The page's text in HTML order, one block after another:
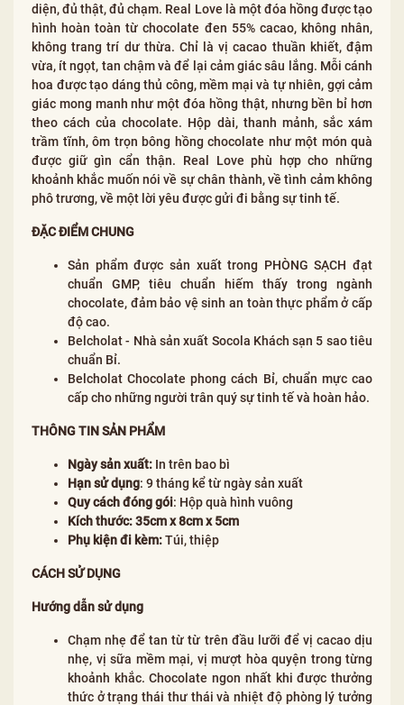
diện, đủ thật, đủ chạm. Real Love là một đóa hồng được tạo
hình hoàn toàn từ chocolate đen 55% cacao, không nhân,
không trang trí dư thừa. Chỉ là vị cacao thuần khiết, đậm
vừa, ít ngọt, tan chậm và để lại cảm giác sâu lắng. Mỗi cánh
hoa được tạo dáng thủ công, mềm mại và tự nhiên, gợi cảm
giác mong manh như một đóa hồng thật, nhưng bền bỉ hơn
theo cách của chocolate. Hộp dài, thanh mảnh, sắc xám
trầm tĩnh, ôm trọn bông hồng chocolate như một món quà
được giữ gìn cẩn thận. Real Love phù hợp cho những
khoảnh khắc muốn nói về sự chân thành, về tình cảm không
phô trương, về một lời yêu được gửi đi bằng sự tinh tế.
ĐẶC ĐIỂM CHUNG
Sản phẩm được sản xuất trong PHÒNG SẠCH đạt
chuẩn GMP, tiêu chuẩn hiếm thấy trong ngành
chocolate, đảm bảo vệ sinh an toàn thực phẩm ở cấp
độ cao.
Belcholat - Nhà sản xuất Socola Khách sạn 5 sao tiêu
chuẩn Bỉ.
Belcholat Chocolate phong cách Bỉ, chuẩn mực cao
cấp cho những người trân quý sự tinh tế và hoàn hảo.
THÔNG TIN SẢN PHẨM
Ngày sản xuất: In trên bao bì
Hạn sử dụng: 9 tháng kể từ ngày sản xuất
Quy cách đóng gói: Hộp quà hình vuông
Kích thước:35cm x 8cm x 5cm
Phụ kiện đi kèm:Túi, thiệp
CÁCH SỬ DỤNG
Hướng dẫn sử dụng
Chạm nhẹ để tan từ từ trên đầu lưỡi để vị cacao dịu
nhẹ, vị sữa mềm mại, vị mượt hòa quyện trong từng
khoảnh khắc. Chocolate ngon nhất khi được thưởng
thức ở trạng thái thư thái và nhiệt độ phòng lý tưởng